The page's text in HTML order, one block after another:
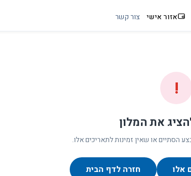
אזור אישי צור קשר
!
את המלון
הסתיים או שאין זמינות לתאריכים אלו.
אלו חזרה לדף הבית